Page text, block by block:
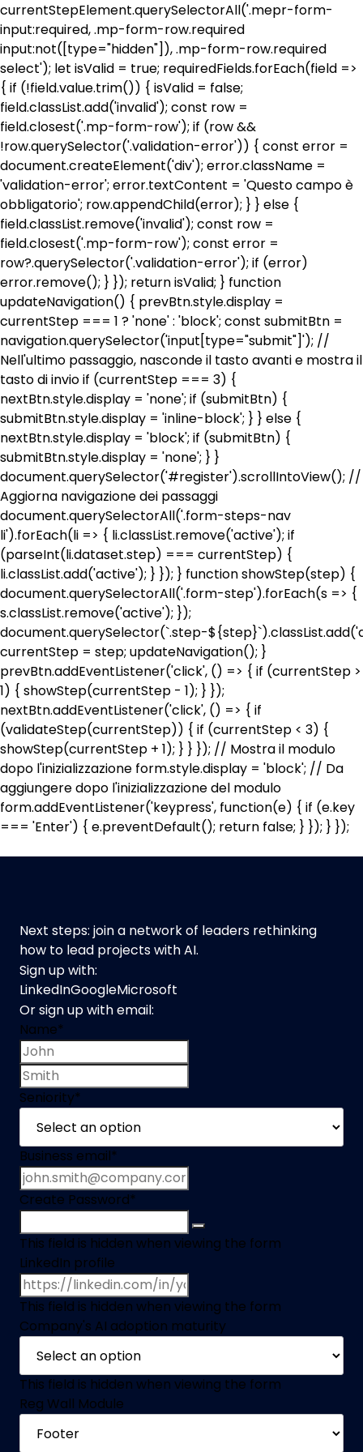
currentStepElement.querySelectorAll('.mepr-form-
input:required, .mp-form-row.required
input:not([type="hidden"]), .mp-form-row.required
select'); let isValid = true; requiredFields.forEach(field =>
{ if (!field.value.trim()) { isValid = false;
field.classList.add('invalid'); const row =
field.closest('.mp-form-row'); if (row &&
!row.querySelector('.validation-error')) { const error =
document.createElement('div'); error.className =
'validation-error'; error.textContent = 'Questo campo è
obbligatorio'; row.appendChild(error); } } else {
field.classList.remove('invalid'); const row =
field.closest('.mp-form-row'); const error =
row?.querySelector('.validation-error'); if (error)
error.remove(); } }); return isValid; } function
updateNavigation() { prevBtn.style.display =
currentStep === 1 ? 'none' : 'block'; const submitBtn =
navigation.querySelector('input[type="submit"]'); //
Nell'ultimo passaggio, nasconde il tasto avanti e mostra il
tasto di invio if (currentStep === 3) {
nextBtn.style.display = 'none'; if (submitBtn) {
submitBtn.style.display = 'inline-block'; } } else {
nextBtn.style.display = 'block'; if (submitBtn) {
submitBtn.style.display = 'none'; } }
document.querySelector('#register').scrollIntoView(); //
Aggiorna navigazione dei passaggi
document.querySelectorAll('.form-steps-nav
li').forEach(li => { li.classList.remove('active'); if
(parseInt(li.dataset.step) === currentStep) {
li.classList.add('active'); } }); } function showStep(step) {
document.querySelectorAll('.form-step').forEach(s => {
s.classList.remove('active'); });
document.querySelector(`.step-
currentStep = step; updateNavigation(); }
prevBtn.addEventListener('click', () => { if (currentStep >
1) { showStep(currentStep - 1); } });
nextBtn.addEventListener('click', () => { if
(validateStep(currentStep)) { if (currentStep < 3) {
showStep(currentStep + 1); } } }); // Mostra il modulo
dopo l'inizializzazione form.style.display = 'block'; // Da
aggiungere dopo l'inizializzazione del modulo
form.addEventListener('keypress', function(e) { if (e.key
=== 'Enter') { e.preventDefault(); return false; } }); } });
Next steps: join a network of leaders rethinking
how to lead projects with AI.
Sign up with:
LinkedInGoogleMicrosoft
Or sign up with email:
Name*
Seniority*
Business email *
Create Password *
This field is hidden when viewing the form
LinkedIn profile
This field is hidden when viewing the form
Company's AI adoption maturity
This field is hidden when viewing the form
Reg Wall Module